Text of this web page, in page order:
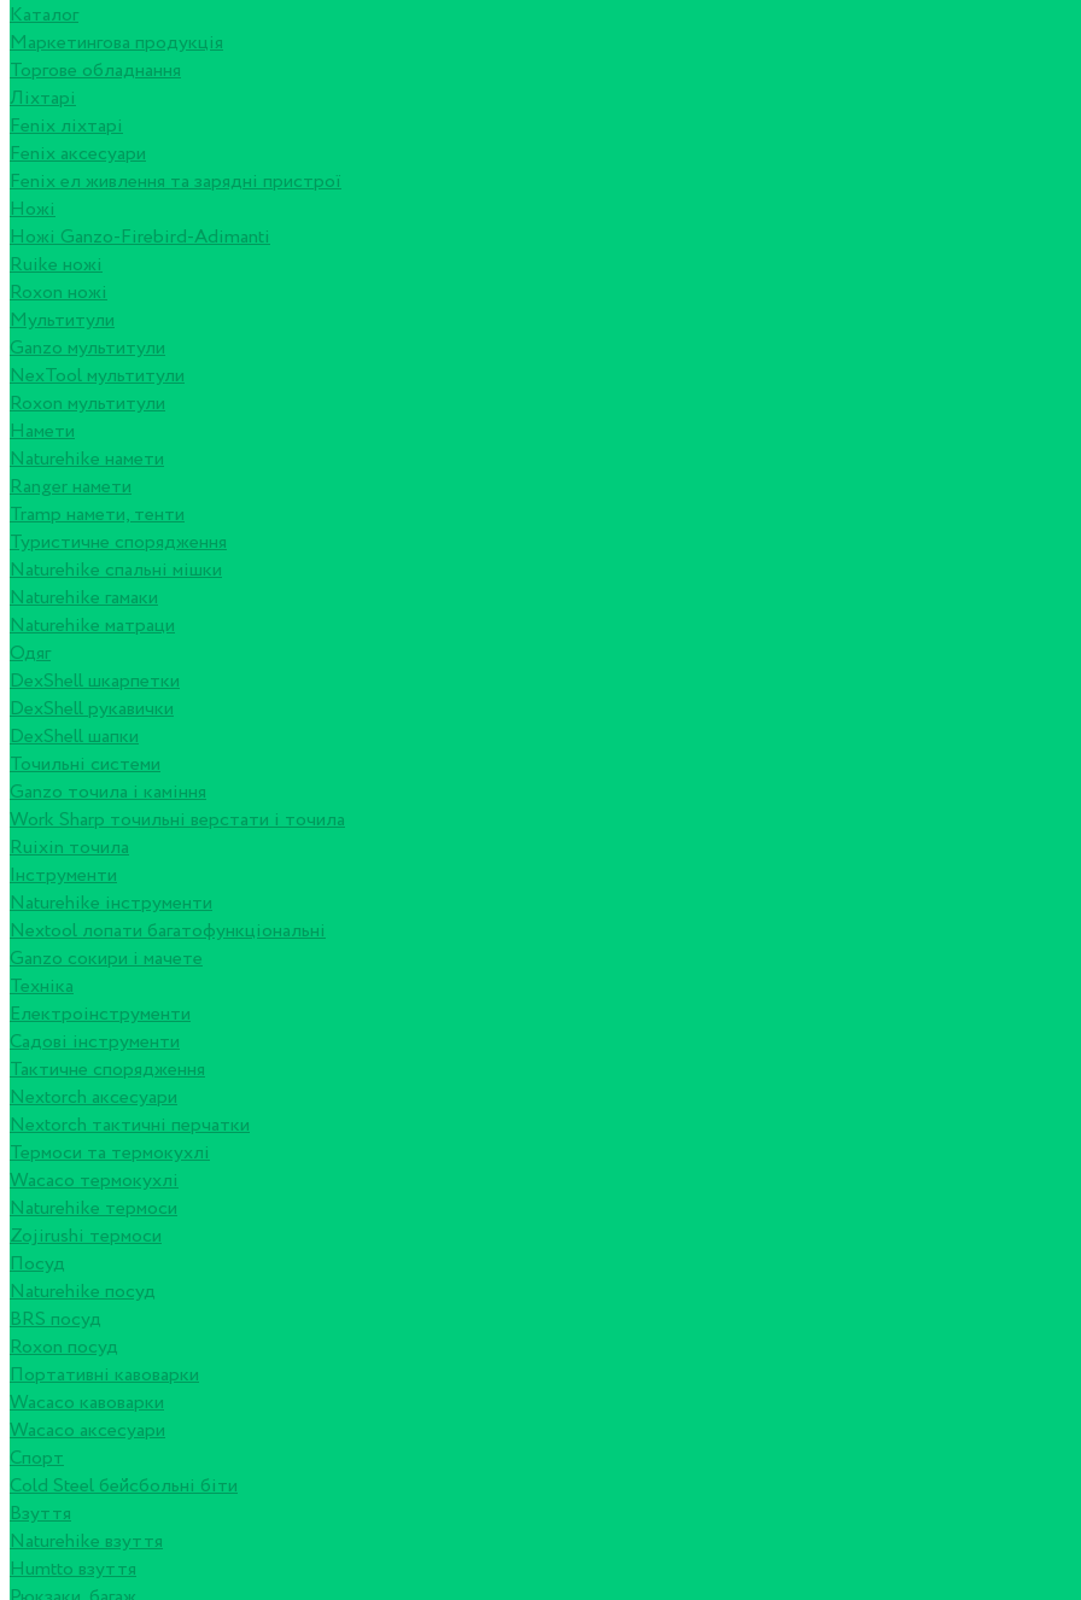
Каталог
Маркетингова продукція
Торгове обладнання
Ліхтарі
Fenix ліхтарі
Fenix аксесуари
Fenix ел живлення та зарядні пристрої
Ножі
Ножі Ganzo-Firebird-Adimanti
Ruike ножі
Roxon ножi
Мультитули
Ganzo мультитули
NexTool мультитули
Roxon мультитули
Намети
Naturehike намети
Ranger намети
Tramp намети, тенти
Туристичне спорядження
Naturehike спальні мішки
Naturehike гамаки
Naturehike матраци
Одяг
DexShell шкарпетки
DexShell рукавички
DexShell шапки
Точильні системи
Ganzo точила і каміння
Work Sharp точильні верстати і точила
Ruixin точила
Інструменти
Naturehike інструменти
Nextool лопати багатофункціональні
Ganzo сокири і мачете
Техніка
Електроінструменти
Садові інструменти
Тактичне спорядження
Nextorch аксесуари
Nextorch тактичні перчатки
Термоси та термокухлі
Wacaco термокухлі
Naturehike термоси
Zojirushi термоси
Посуд
Naturehike посуд
BRS посуд
Roxon посуд
Портативні кавоварки
Wacaco кавоварки
Wacaco аксесуари
Спорт
Cold Steel бейсбольні біти
Взуття
Naturehike взуття
Humtto взуття